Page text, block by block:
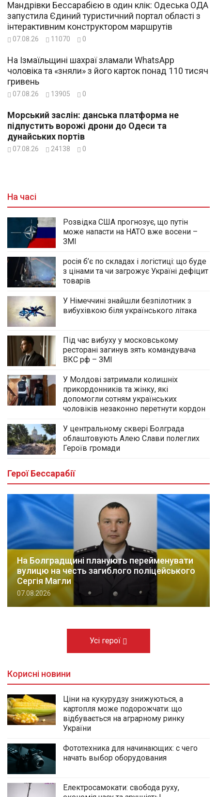
Мандрівки Бессарабією в один клік: Одеська ОДА
запустила Єдиний туристичний портал області з
інтерактивним конструктором маршрутів
07.08.26 11070 0
На Ізмаїльщині шахраї зламали WhatsApp
чоловіка та «зняли» з його карток понад 110 тисяч
гривень
07.08.26 13905 0
Морський заслін: данська платформа не
підпустить ворожі дрони до Одеси та
дунайських портів
07.08.26 24138 0
На часі
Розвідка США прогнозує, що путін
може напасти на НАТО вже восени –
ЗМІ
росія б’є по складах і логістиці: що буде
з цінами та чи загрожує Україні дефіцит
товарів
У Німеччині знайшли безпілотник з
вибухівкою біля українського літака
Під час вибуху у московському
ресторані загинув зять командувача
ВКС рф – ЗМІ
У Молдові затримали колишніх
прикордонників та жінку, які
допомогли сотням українських
чоловіків незаконно перетнути кордон
У центральному сквері Болграда
облаштовують Алею Слави полеглих
Героїв громади
Герої Бессарабії
На Болградщині планують перейменувати
вулицю на честь загиблого поліцейського
Сергія Магли
07.08.2026
Усі герої
Корисні новини
Ціни на кукурудзу знижуються, а
картопля може подорожчати: що
відбувається на аграрному ринку
України
Фототехника для начинающих: с чего
начать выбор оборудования
Електросамокати: свобода руху,